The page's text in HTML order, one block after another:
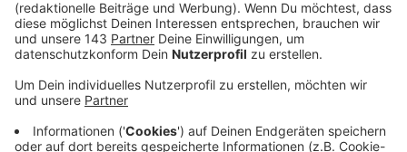
In manchen Führungszirkeln von CDU und CSU wächst
die Unzufriedenheit mit Friedrich Merz. Es sind nicht
nur schlechte Umfragewerte, die für Unmut sorgen.
ausgelassen, wie José Narciandi, Leiter unseres
dass man in der CDU und auch in der CSU überhaupt